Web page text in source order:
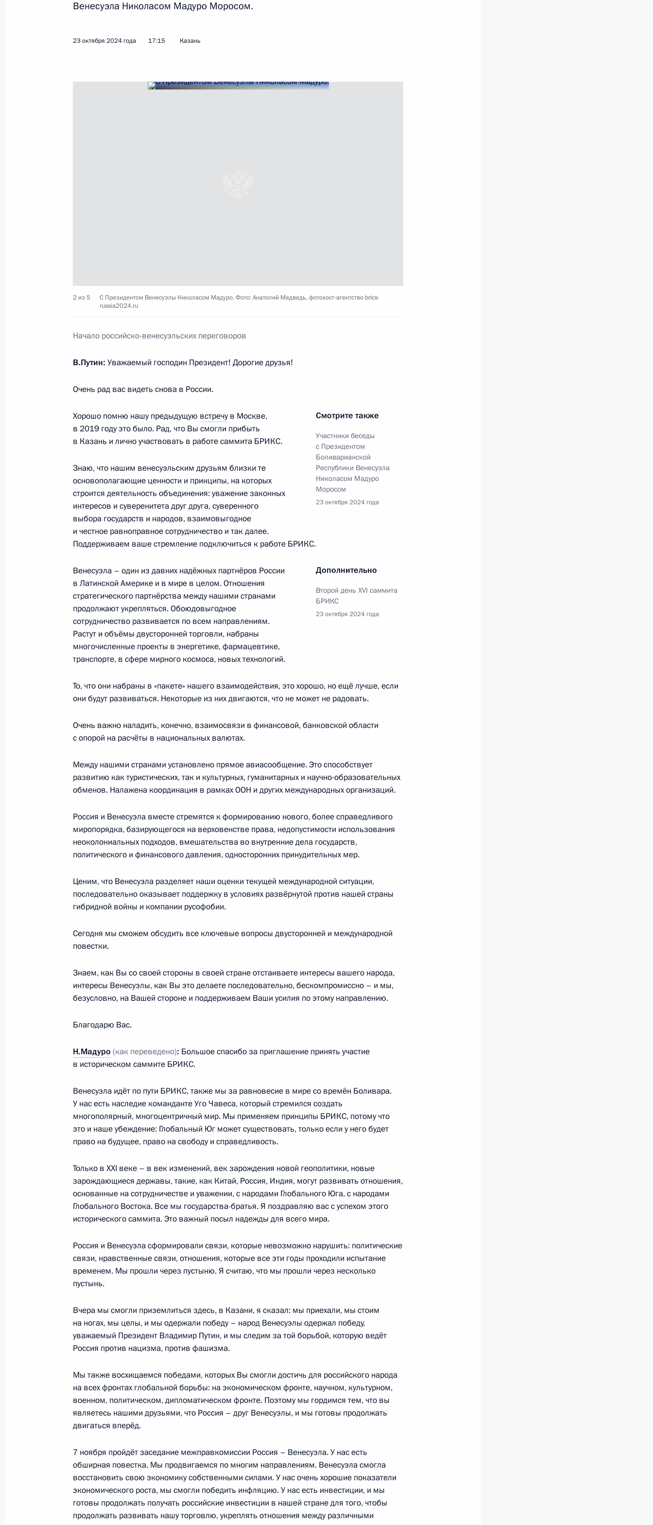
и Венесуэлой о стратегическом партнёрстве и сотрудничестве
Телефонный разговор с Президентом Венесуэлы Николасом
4 мая 2023 года, 21:00
Подписан закон о ратификации российско-венесуэльского
соглашения о сотрудничестве в исследовании и использовании
космического пространства
11 июня 2022 года, 16:15
Мадуро
1 марта 2022 года, 18:50
Телефонный разговор с Президентом Венесуэлы Николасом
Мадуро
20 января 2022 года, 18:40
Телефонный разговор с Президентом Венесуэлы Николасом
19 февраля 2021 года, 18:00
Подписан закон о ратификации Протокола к российско-
венесуэльскому межправсоглашению о предоставлении
20 июля 2020 года, 15:45
Мадуро
20 апреля 2020 года, 17:50
Переговоры с Президентом Венесуэлы Николасом Мадуро
25 сентября состоятся российско-венесуэльские переговоры
Телефонный разговор с Президентом Венесуэлы Николасом
24 января 2019 года, 19:35
Российско-венесуэльские переговоры
5 декабря состоятся российско-венесуэльские переговоры
Поздравление Николасу Мадуро по случаю переизбрания на пост
Президента Венесуэлы
21 мая 2018 года, 19:00
Показать предыдущие материалы
Встреча с военнослужащими Военно-Морского Флота
26 июля 2026 года
Президента
России
Информационные
ресурсы
Президента России
Официальные
сетевые ресурсы
Президента России
техническая
информация
Венесуэла Николасом Мадуро Моросом.
23 октября 2024 года 17:15 Казань
2 из 5
С Президентом Венесуэлы Николасом Мадуро. Фото: Анатолий Медведь, фотохост-агентство brics-
russia2024.ru
Начало российско-венесуэльских переговоров
В.Путин: Уважаемый господин Президент! Дорогие друзья!
Очень рад вас видеть снова в России.
Смотрите также
Участники беседы
с Президентом
Боливарианской
Республики Венесуэла
Николасом Мадуро
Моросом
23 октября 2024 года
Хорошо помню нашу предыдущую встречув Москве,
в 2019 году это было. Рад, что Вы смогли прибыть
в Казань и лично участвовать в работе саммита БРИКС.
Знаю, что нашим венесуэльским друзьям близки те
основополагающие ценности и принципы, на которых
строится деятельность объединения: уважение законных
интересов и суверенитета друг друга, суверенного
выбора государств и народов, взаимовыгодное
и честное равноправное сотрудничество и так далее.
Поддерживаем ваше стремление подключиться к работе БРИКС.
Дополнительно
Второй день XVI саммита
БРИКС
23 октября 2024 года
Венесуэла – один из давних надёжных партнёров России
в Латинской Америке и в мире в целом. Отношения
стратегического партнёрства между нашими странами
продолжают укрепляться. Обоюдовыгодное
сотрудничество развивается по всем направлениям.
Растут и объёмы двусторонней торговли, набраны
многочисленные проекты в энергетике, фармацевтике,
транспорте, в сфере мирного космоса, новых технологий.
То, что они набраны в «пакете» нашего взаимодействия, это хорошо, но ещё лучше, если
они будут развиваться. Некоторые из них двигаются, что не может не радовать.
Очень важно наладить, конечно, взаимосвязи в финансовой, банковской области
с опорой на расчёты в национальных валютах.
Между нашими странами установлено прямое авиасообщение. Это способствует
развитию как туристических, так и культурных, гуманитарных и научно-образовательных
обменов. Налажена координация в рамках ООН и других международных организаций.
Россия и Венесуэла вместе стремятся к формированию нового, более справедливого
миропорядка, базирующегося на верховенстве права, недопустимости использования
неоколониальных подходов, вмешательства во внутренние дела государств,
политического и финансового давления, односторонних принудительных мер.
Ценим, что Венесуэла разделяет наши оценки текущей международной ситуации,
последовательно оказывает поддержку в условиях развёрнутой против нашей страны
гибридной войны и компании русофобии.
Сегодня мы сможем обсудить все ключевые вопросы двусторонней и международной
повестки.
Знаем, как Вы со своей стороны в своей стране отстаиваете интересы вашего народа,
интересы Венесуэлы, как Вы это делаете последовательно, бескомпромиссно – и мы,
безусловно, на Вашей стороне и поддерживаем Ваши усилия по этому направлению.
Благодарю Вас.
Н.Мадуро (как переведено): Большое спасибо за приглашение принять участие
в историческом саммите БРИКС.
Венесуэла идёт по пути БРИКС, также мы за равновесие в мире со времён Боливара.
У нас есть наследие команданте Уго Чавеса, который стремился создать
многополярный, многоцентричный мир. Мы применяем принципы БРИКС, потому что
это и наше убеждение: Глобальный Юг может существовать, только если у него будет
право на будущее, право на свободу и справедливость.
Только в XXI веке – в век изменений, век зарождения новой геополитики, новые
зарождающиеся державы, такие, как Китай, Россия, Индия, могут развивать отношения,
основанные на сотрудничестве и уважении, с народами Глобального Юга, с народами
Глобального Востока. Все мы государства-братья. Я поздравляю вас с успехом этого
исторического саммита. Это важный посыл надежды для всего мира.
Россия и Венесуэла сформировали связи, которые невозможно нарушить: политические
связи, нравственные связи, отношения, которые все эти годы проходили испытание
временем. Мы прошли через пустыню. Я считаю, что мы прошли через несколько
пустынь.
Вчера мы смогли приземлиться здесь, в Казани, я сказал: мы приехали, мы стоим
на ногах, мы целы, и мы одержали победу – народ Венесуэлы одержал победу,
уважаемый Президент Владимир Путин, и мы следим за той борьбой, которую ведёт
Россия против нацизма, против фашизма.
Мы также восхищаемся победами, которых Вы смогли достичь для российского народа
на всех фронтах глобальной борьбы: на экономическом фронте, научном, культурном,
военном, политическом, дипломатическом фронте. Поэтому мы гордимся тем, что вы
являетесь нашими друзьями, что Россия – друг Венесуэлы, и мы готовы продолжать
двигаться вперёд.
7 ноября пройдёт заседание межправкомиссии Россия – Венесуэла. У нас есть
обширная повестка. Мы продвигаемся по многим направлениям. Венесуэла смогла
восстановить свою экономику собственными силами. У нас очень хорошие показатели
экономического роста, мы смогли победить инфляцию. У нас есть инвестиции, и мы
готовы продолжать получать российские инвестиции в нашей стране для того, чтобы
продолжать развивать нашу торговлю, укреплять отношения между различными